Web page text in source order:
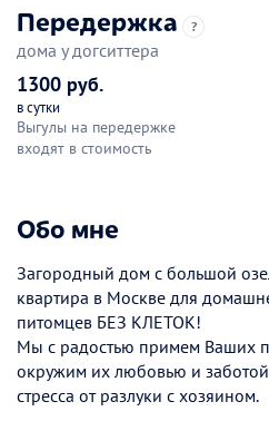
Передержка ?
дома у догситтера
1300 руб.
в сутки
Выгулы на передержке
входят в стоимость
Обо мне
Загородный дом с большой
квартира в Москве для
питомцев БЕЗ КЛЕТОК!
Мы с радостью примем Ваших
окружим их любовью и
стресса от разлуки с хозяином.